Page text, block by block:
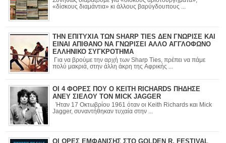
«δίσκους διαμάντια» κι άλλους βαρύγδουπους ...
ΤΗΝ ΕΠΙΤΥΧΙΑ ΤΩΝ SHARP TIES ΔΕΝ ΓΝΩΡΙΣΕ ΚΑΙ
ΕΙΝΑΙ ΑΠΙΘΑΝΟ ΝΑ ΓΝΩΡΙΣΕΙ ΑΛΛΟ ΑΓΓΛΟΦΩΝΟ
ΕΛΛΗΝΙΚΟ ΣΥΓΚΡΟΤΗΜΑ
Για να βρούμε την αρχή των Sharp Ties, πρέπει να πάμε
πολύ μακριά, στην άλλη άκρη της Αφρικής ...
ΟΙ 4 ΦΟΡΕΣ ΠΟΥ Ο KEITH RICHARDS ΠΗΔΗΣΕ
ΑΝΕΥ ΣΙΕΛΟΥ ΤΟΝ MICK JAGGER
Ήταν 17 Οκτωβρίου 1961 όταν οι Keith Richards και Mick
Jagger, συναντήθηκαν τυχαία στην ...
ΟΙ ΩΡΕΣ ΕΜΦΑΝΙΣΗΣ ΣΤΟ GOLDEN R. FESTIVAL